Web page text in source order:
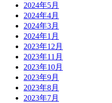
2024年5月
2024年4月
2024年3月
2024年1月
2023年12月
2023年11月
2023年10月
2023年9月
2023年8月
2023年7月